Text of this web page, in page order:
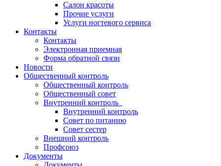
Салон красоты
Прочие услуги
Услуги ногтевого сервиса
Контакты
Контакты
Электронная приемная
Форма обратной связи
Новости
Общественный контроль
Общественный контроль
Общественный совет
Внутренний контроль
Внутренний контроль
Совет по питанию
Совет сестер
Внешний контроль
Профсоюз
Документы